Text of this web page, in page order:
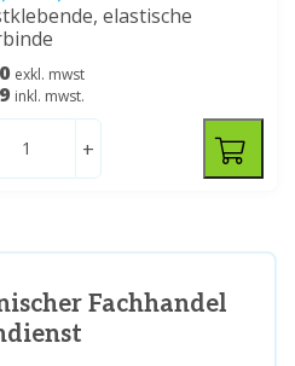
elastische
exkl. mwst
inkl. mwst.
+
Fachhandel